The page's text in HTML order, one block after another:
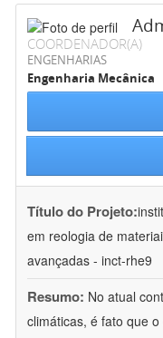
COORDENADOR(A)
ENGENHARIAS
Engenharia Mecânica
Título do Projeto:
em reologia de
avançadas - inct-rhe9
Resumo: No atual
climáticas, é fato que